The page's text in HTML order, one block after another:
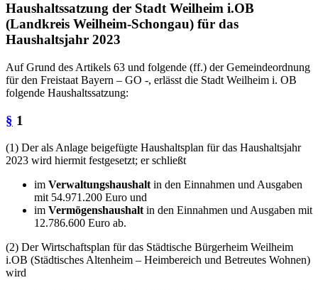
Haushaltssatzung der Stadt Weilheim i.OB
(Landkreis Weilheim-Schongau) für das
Haushaltsjahr 2023
Auf Grund des Artikels 63 und folgende (ff.) der Gemeindeordnung
für den Freistaat Bayern – GO -, erlässt die Stadt Weilheim i. OB
folgende Haushaltssatzung:
§ 1
(1) Der als Anlage beigefügte Haushaltsplan für das Haushaltsjahr
2023 wird hiermit festgesetzt; er schließt
im Verwaltungshaushalt in den Einnahmen und Ausgaben
mit 54.971.200 Euro und
im Vermögenshaushalt in den Einnahmen und Ausgaben mit
12.786.600 Euro ab.
(2) Der Wirtschaftsplan für das Städtische Bürgerheim Weilheim
i.OB (Städtisches Altenheim – Heimbereich und Betreutes Wohnen)
wird